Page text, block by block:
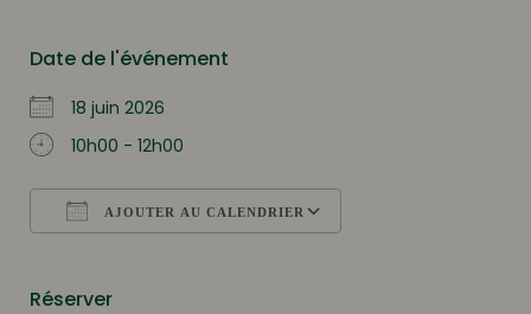
Date de l'événement
18 juin 2026
10h00 - 12h00
AJOUTER AU CALENDRIER
Réserver